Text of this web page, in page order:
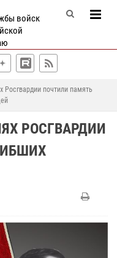
войск
Росгвардии почтили память
РОСГВАРДИИ